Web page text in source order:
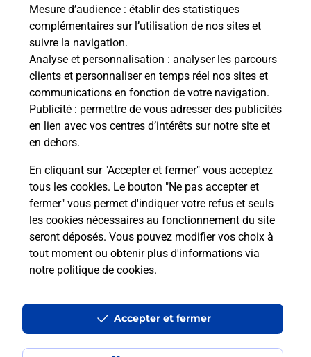
Mesure d’audience : établir des statistiques
complémentaires sur l’utilisation de nos sites et
suivre la navigation.
Analyse et personnalisation : analyser les parcours
clients et personnaliser en temps réel nos sites et
communications en fonction de votre navigation.
Publicité : permettre de vous adresser des publicités
en lien avec vos centres d’intérêts sur notre site et
en dehors.
En cliquant sur "Accepter et fermer" vous acceptez
tous les cookies. Le bouton "Ne pas accepter et
fermer" vous permet d'indiquer votre refus et seuls
les cookies nécessaires au fonctionnement du site
seront déposés. Vous pouvez modifier vos choix à
tout moment ou obtenir plus d'informations via
notre politique de cookies.
Accepter et fermer
Souscrire à la téléassistance
Besoin d’un système de téléassistance à l’intérieur
et/ou à l’extérieur de votre domicile ? Découvrez
les offres téléalarme dans votre bureau de Poste à
MARLY GOMONT.
Aisne MARLY GOMONT
Accessibilité : partiellement conforme
Conditions contractuelles